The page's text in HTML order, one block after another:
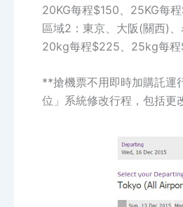
20KG每程$150、25KG每
區域2：東京、大阪(關西)
20kg每程$225、25kg每
**搶機票不用即時加購託運
位」系統修改行程，包括更